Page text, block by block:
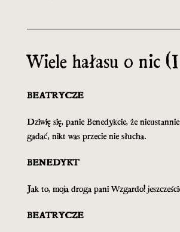
Wiele hałasu o nic
BEATRYCZE
Dziwię się, panie Benedykcie, że
gadać, nikt was przecie nie słucha.
BENEDYKT
Jak to, moja droga pani Wzgardo!
BEATRYCZE